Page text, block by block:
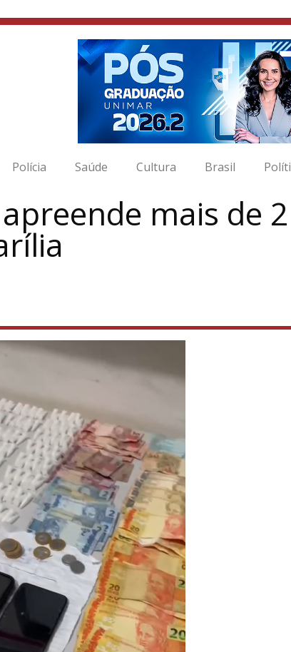
Polícia Saúde Cultura Brasil
mais de